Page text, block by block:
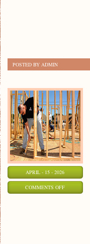
POSTED BY ADMIN
APRIL - 15 - 2026
COMMENTS OFFON